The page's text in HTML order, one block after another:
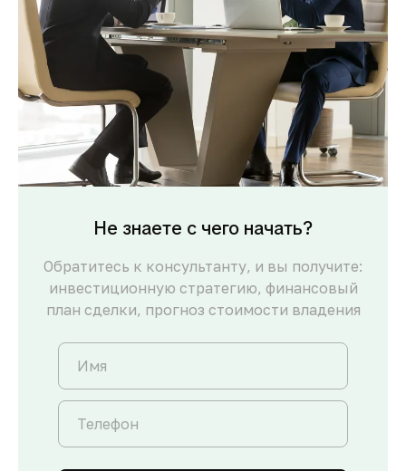
Не знаете с чего начать?
Обратитесь к консультанту, и вы получите:
инвестиционную стратегию, финансовый
план сделки, прогноз стоимости владения